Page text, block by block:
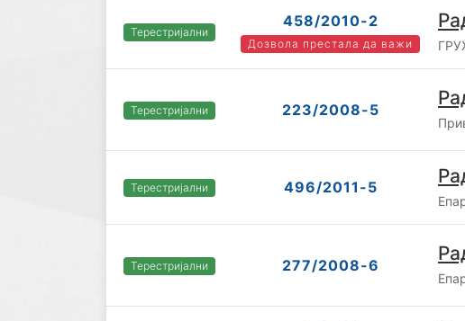
Терестријални
458/2010-2
Дозвола престала да важи
Терестријални 223/2008-5
Терестријални 496/2011-5
Терестријални 277/2008-6